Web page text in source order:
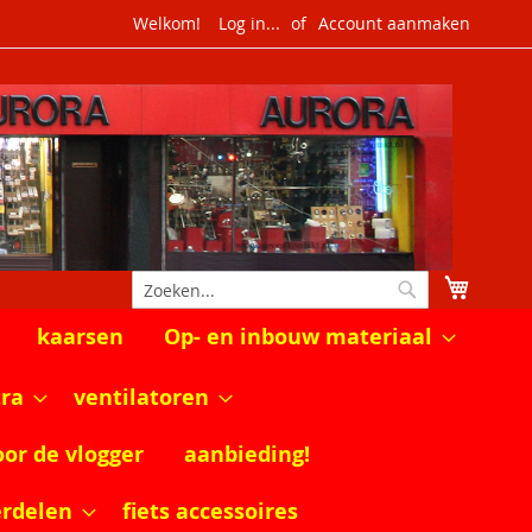
Welkom! Log in... Account aanmaken
Zoek
kaarsen Op- en inbouw materiaal
ventilatoren
de vlogger
aanbieding!
fiets accessoires